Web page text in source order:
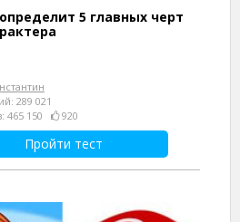
5 главных черт
289 021
465 150
920
Пройти тест